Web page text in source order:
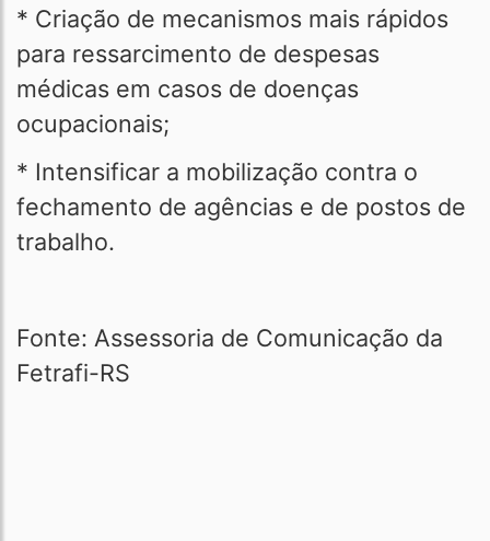
* Criação de mecanismos mais rápidos
para ressarcimento de despesas
médicas em casos de doenças
ocupacionais;
* Intensificar a mobilização contra o
fechamento de agências e de postos de
trabalho.
Fonte: Assessoria de Comunicação da
Fetrafi-RS